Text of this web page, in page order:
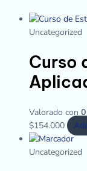
Uncategorized
Curso
Valorado con 0
$154.000
Uncategorized